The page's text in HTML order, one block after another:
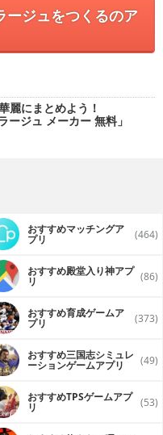
ージュをつくるのア
麗にまとめよう！
ージュ メーカー 無料」
おすすめマッチングア
プリ (464)
おすすめ殿堂入り神アプ
リ (86)
おすすめ育成ゲームア
プリ (373)
おすすめ三国志シミュレ
ーションゲームアプリ (49)
おすすめTPSゲームアプ
リ (53)